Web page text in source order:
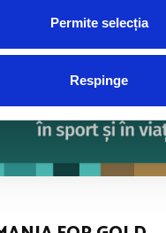
Permite selecția
Respinge